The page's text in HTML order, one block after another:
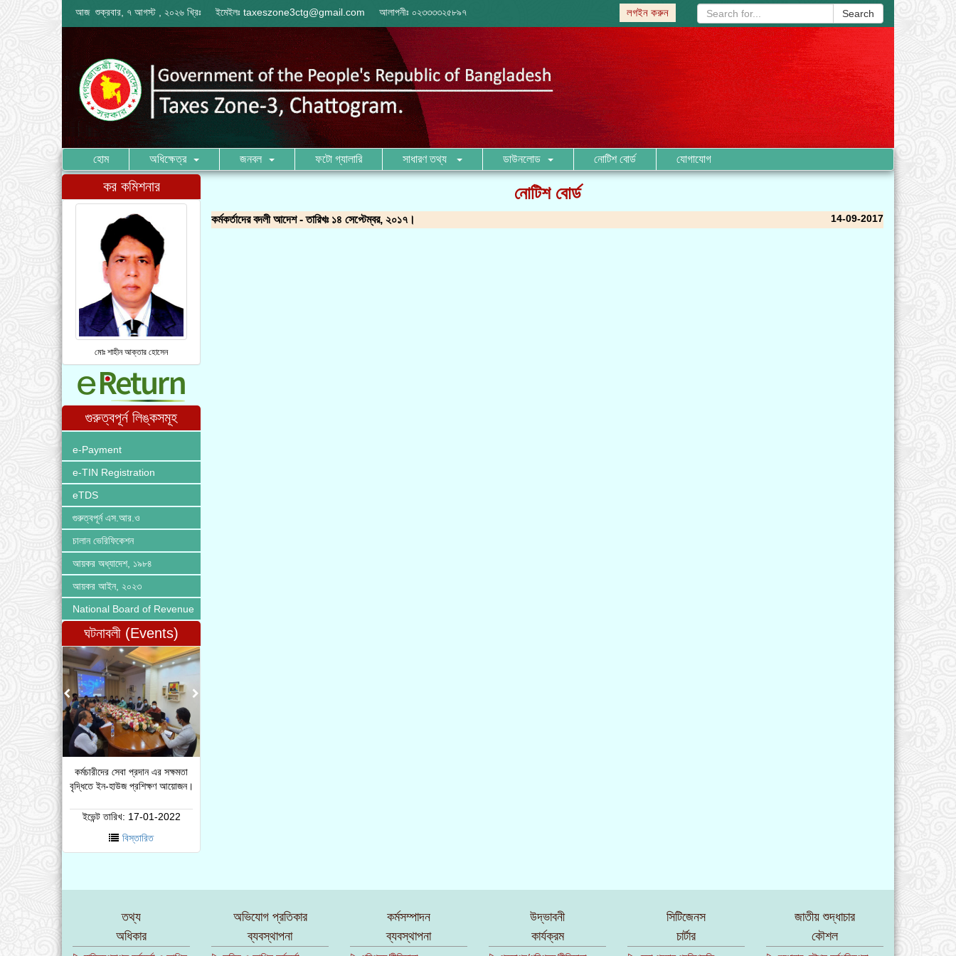
আজ শুক্রবার, ৭ আগস্ট , ২০২৬ খ্রিঃ ইমেইলঃ taxeszone3ctg@gmail.com আলাপনীঃ ০২৩৩৩৩২৫৮৯৭ লগইন করুন Search
হোম অধিক্ষেত্র জনবল ফটো গ্যালারি সাধারণ তথ্য ডাউনলোড নোটিশ বোর্ড যোগাযোগ
কর কমিশনার
মোঃ শাহীন আক্তার হোসেন
গুরুত্বপূর্ন লিঙ্কসমূহ
e-Payment
e-TIN Registration
eTDS
গুরুত্বপূর্ন এস.আর.ও
চালান ভেরিফিকেশন
আয়কর অধ্যাদেশ, ১৯৮৪
আয়কর আইন, ২০২৩
National Board of Revenue
ঘটনাবলী (Events)
কর্মচারীদের সেবা প্রদান এর সক্ষমতা
বৃদ্ধিতে ইন-হাউজ প্রশিক্ষণ আয়োজন।
ইভেন্ট তারিখ: 17-01-2022
বিস্তারিত
নোটিশ বোর্ড
কর্মকর্তাদের বদলী আদেশ - তারিখঃ ১৪ সেপ্টেম্বর, ২০১৭। 14-09-2017
তথ্য
অধিকার
অভিযোগ প্রতিকার
ব্যবস্থাপনা
কর্মসম্পাদন
ব্যবস্থাপনা
উদ্ভাবনী
কার্যক্রম
সিটিজেনস
চার্টার
জাতীয় শুদ্ধাচার
কৌশল